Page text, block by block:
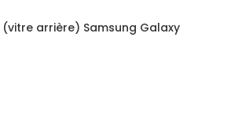
arrière) Samsung Galaxy